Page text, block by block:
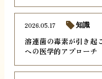
溶連菌の毒素が引き起
への医学的アプローチ
2026.05.17 知識